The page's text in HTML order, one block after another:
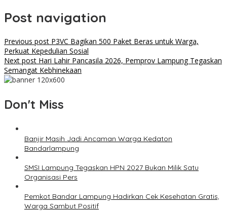
Post navigation
Previous post P3VC Bagikan 500 Paket Beras untuk Warga,
Perkuat Kepedulian Sosial
Next post Hari Lahir Pancasila 2026, Pemprov Lampung Tegaskan
Semangat Kebhinekaan
Don't Miss
Banjir Masih Jadi Ancaman Warga Kedaton
Bandarlampung
SMSI Lampung Tegaskan HPN 2027 Bukan Milik Satu
Organisasi Pers
Pemkot Bandar Lampung Hadirkan Cek Kesehatan Gratis,
Warga Sambut Positif